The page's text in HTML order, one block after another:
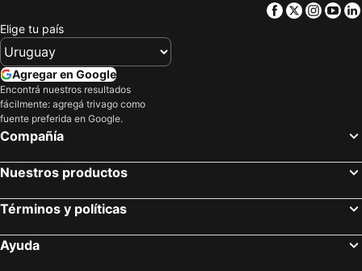
Facebook
Twitter
Elige tu país
Agregar en Google
Encontrá nuestros resultados
fácilmente: agregá trivago como
fuente preferida en Google.
Compañía
Nuestros productos
Términos y políticas
Ayuda